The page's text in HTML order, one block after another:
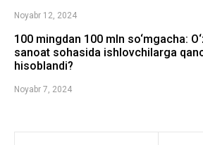
Noyabr 12, 2024
100 mingdan 100 mln so‘mgacha:
sanoat sohasida ishlovchilarga
hisoblandi?
Noyabr 7, 2024